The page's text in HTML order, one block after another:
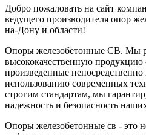
Добро пожаловать на сайт
ведущего производителя опор
на-Дону и области!
Опоры железобетонные СВ. Мы
высококачественную
произведенные
использованию современных
строгим стандартам, мы
надежность и безопасность
Опоры железобетонные св - это